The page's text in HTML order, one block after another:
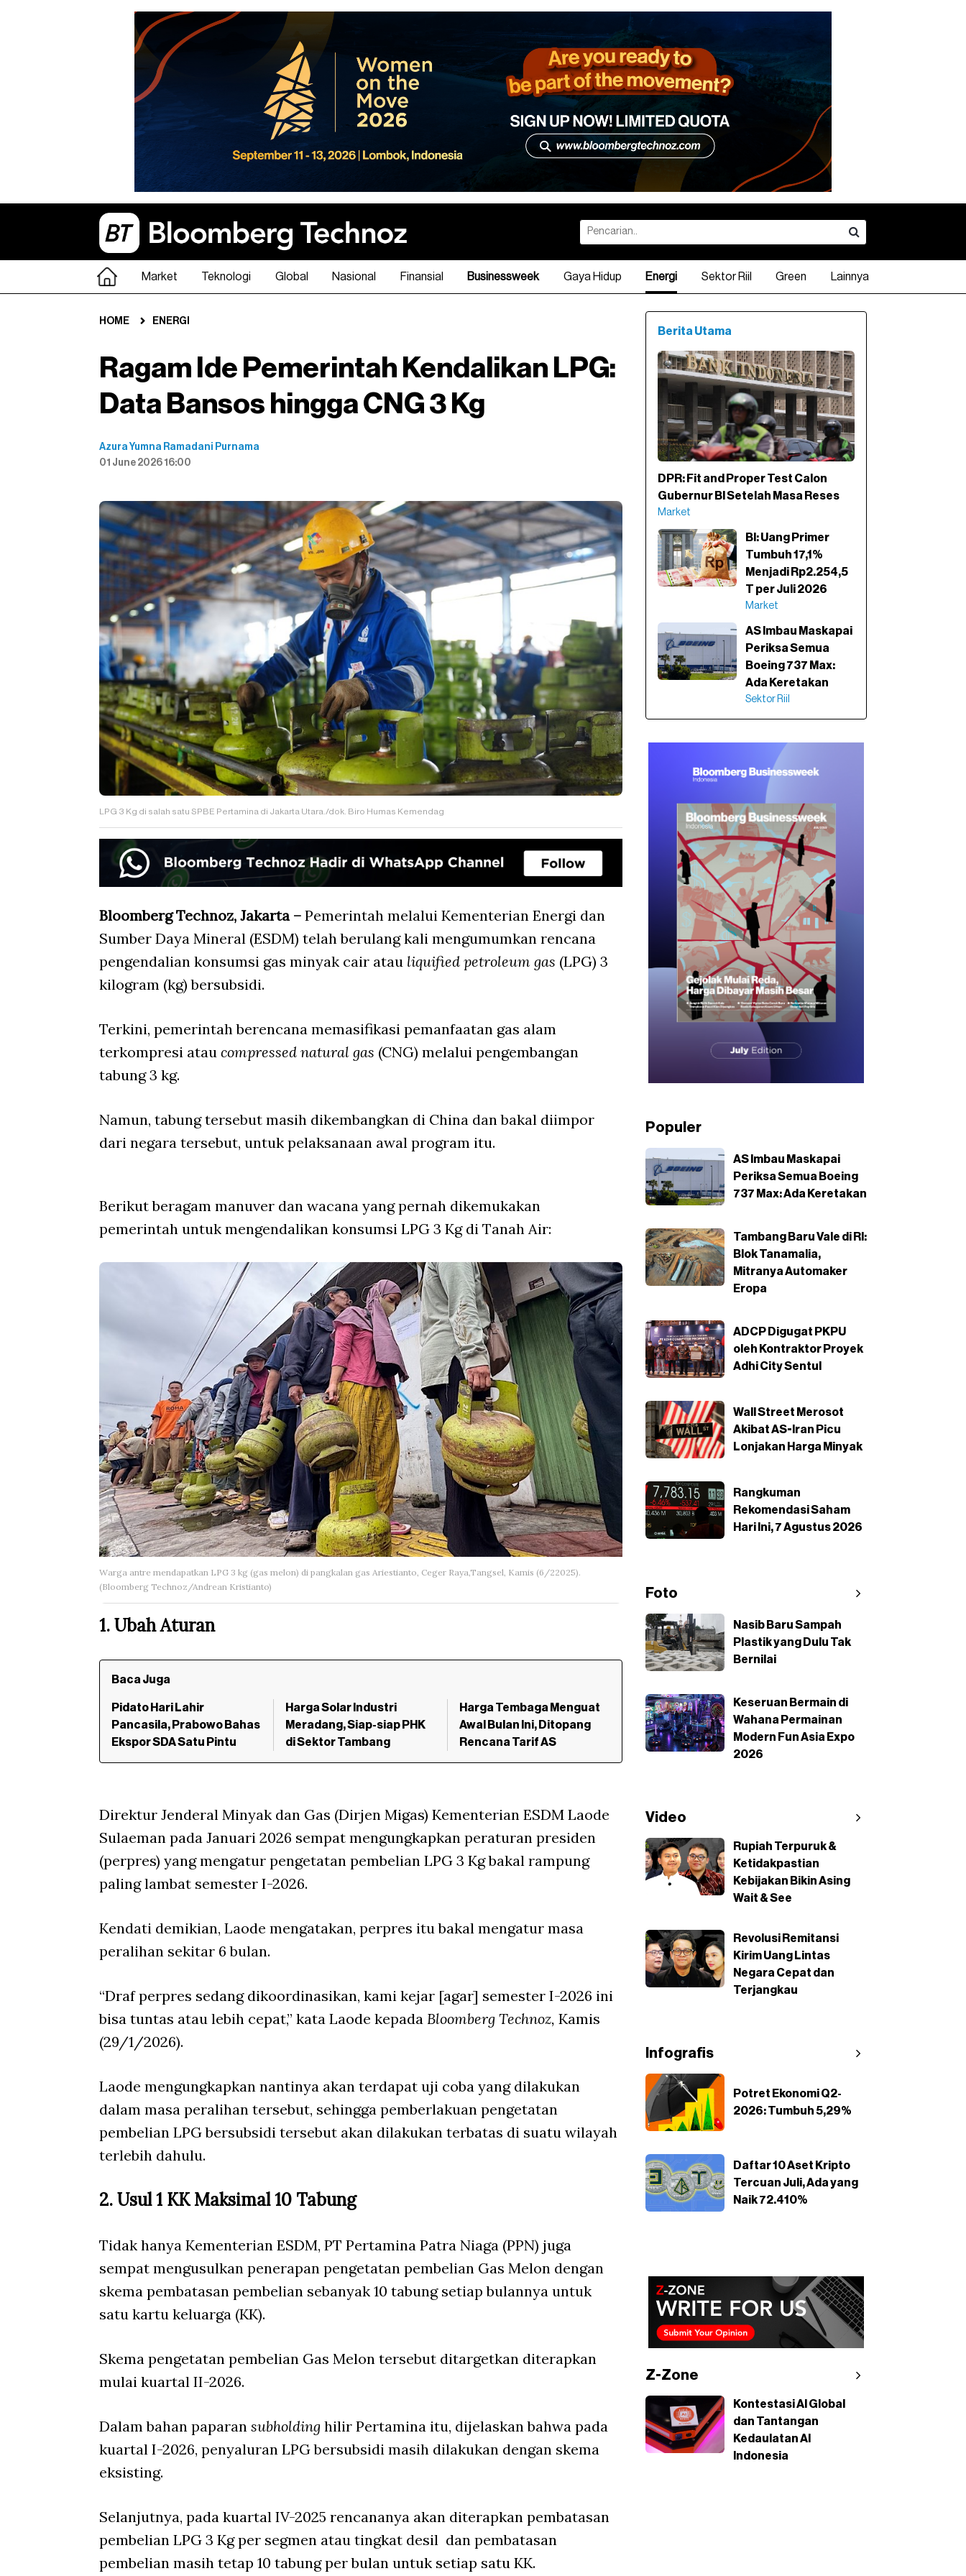
Market Teknologi Global Nasional Finansial Businessweek Gaya Hidup Energi Sektor Riil Green Lainnya
HOME ENERGI
Ragam Ide Pemerintah Kendalikan LPG:
Data Bansos hingga CNG 3 Kg
Azura Yumna Ramadani Purnama
01 June 2026 16:00
LPG 3 Kg di salah satu SPBE Pertamina di Jakarta Utara./dok. Biro Humas Kemendag
Bloomberg Technoz, Jakarta – Pemerintah melalui Kementerian Energi dan
Sumber Daya Mineral (ESDM) telah berulang kali mengumumkan rencana
pengendalian konsumsi gas minyak cair atau liquified petroleum gas (LPG) 3
kilogram (kg) bersubsidi.
Terkini, pemerintah berencana memasifikasi pemanfaatan gas alam
terkompresi atau compressed natural gas (CNG) melalui pengembangan
tabung 3 kg.
Namun, tabung tersebut masih dikembangkan di China dan bakal diimpor
dari negara tersebut, untuk pelaksanaan awal program itu.
Berikut beragam manuver dan wacana yang pernah dikemukakan
pemerintah untuk mengendalikan konsumsi LPG 3 Kg di Tanah Air:
Warga antre mendapatkan LPG 3 kg (gas melon) di pangkalan gas Ariestianto, Ceger Raya,Tangsel, Kamis (6/22025).
(Bloomberg Technoz/Andrean Kristianto)
1. Ubah Aturan
Baca Juga
Pidato Hari Lahir
Pancasila, Prabowo Bahas
Ekspor SDA Satu Pintu
Harga Solar Industri
Meradang, Siap-siap PHK
di Sektor Tambang
Harga Tembaga Menguat
Awal Bulan Ini, Ditopang
Rencana Tarif AS
Direktur Jenderal Minyak dan Gas (Dirjen Migas) Kementerian ESDM Laode
Sulaeman pada Januari 2026 sempat mengungkapkan peraturan presiden
(perpres) yang mengatur pengetatan pembelian LPG 3 Kg bakal rampung
paling lambat semester I-2026.
Kendati demikian, Laode mengatakan, perpres itu bakal mengatur masa
peralihan sekitar 6 bulan.
“Draf perpres sedang dikoordinasikan, kami kejar [agar] semester I-2026 ini
bisa tuntas atau lebih cepat,” kata Laode kepada Bloomberg Technoz, Kamis
(29/1/2026).
Laode mengungkapkan nantinya akan terdapat uji coba yang dilakukan
dalam masa peralihan tersebut, sehingga pemberlakuan pengetatan
pembelian LPG bersubsidi tersebut akan dilakukan terbatas di suatu wilayah
terlebih dahulu.
2. Usul 1 KK Maksimal 10 Tabung
Tidak hanya Kementerian ESDM, PT Pertamina Patra Niaga (PPN) juga
sempat mengusulkan penerapan pengetatan pembelian Gas Melon dengan
skema pembatasan pembelian sebanyak 10 tabung setiap bulannya untuk
satu kartu keluarga (KK).
Skema pengetatan pembelian Gas Melon tersebut ditargetkan diterapkan
mulai kuartal II-2026.
Dalam bahan paparan subholding hilir Pertamina itu, dijelaskan bahwa pada
kuartal I-2026, penyaluran LPG bersubsidi masih dilakukan dengan skema
eksisting.
Selanjutnya, pada kuartal IV-2025 rencananya akan diterapkan pembatasan
pembelian LPG 3 Kg per segmen atau tingkat desil dan pembatasan
pembelian masih tetap 10 tabung per bulan untuk setiap satu KK.
Berita Utama
DPR: Fit and Proper Test Calon
Gubernur BI Setelah Masa Reses
Market
BI: Uang Primer
Tumbuh 17,1%
Menjadi Rp2.254,5
T per Juli 2026
Market
AS Imbau Maskapai
Periksa Semua
Boeing 737 Max:
Ada Keretakan
Sektor Riil
Populer
AS Imbau Maskapai
Periksa Semua Boeing
737 Max: Ada Keretakan
Tambang Baru Vale di RI:
Blok Tanamalia,
Mitranya Automaker
Eropa
ADCP Digugat PKPU
oleh Kontraktor Proyek
Adhi City Sentul
Wall Street Merosot
Akibat AS-Iran Picu
Lonjakan Harga Minyak
Rangkuman
Rekomendasi Saham
Hari Ini, 7 Agustus 2026
Foto
Nasib Baru Sampah
Plastik yang Dulu Tak
Bernilai
Keseruan Bermain di
Wahana Permainan
Modern Fun Asia Expo
2026
Video
Rupiah Terpuruk &
Ketidakpastian
Kebijakan Bikin Asing
Wait & See
Revolusi Remitansi
Kirim Uang Lintas
Negara Cepat dan
Terjangkau
Infografis
Potret Ekonomi Q2-
2026: Tumbuh 5,29%
Daftar 10 Aset Kripto
Tercuan Juli, Ada yang
Naik 72.410%
Z-Zone
Kontestasi AI Global
dan Tantangan
Kedaulatan AI
Indonesia